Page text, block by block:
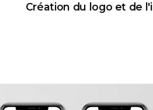
Création du logo et de